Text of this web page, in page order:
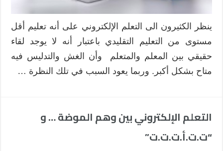
ينظر الكثيرون الى التعلم الإلكتروني على أنه تعليم أقل
مستوى من التعليم التقليدي باعتبار أنه لا يوجد لقاء
حقيقي بين المعلم والمتعلم وأن الغش والتدليس فيه
متاح بشكل أكبر. وربما يعود السبب في تلك النظرة …
التعلم الإلكتروني بين وهم الموضة … و
“ت.ت.أ.ت.ت.ت”